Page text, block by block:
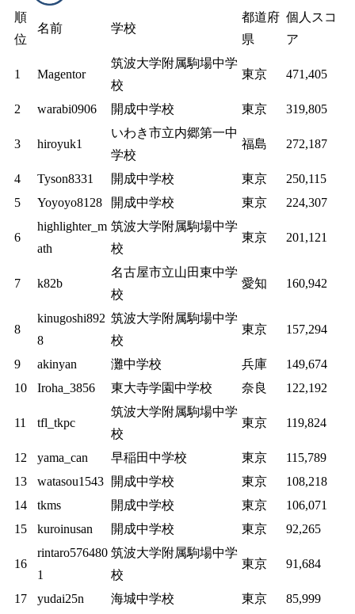
順
位
名前 学校
都道府
県
個人スコ
ア
1 Magentor
筑波大学附属駒場中学
校
東京 471,405
2 warabi0906 開成中学校 東京 319,805
3 hiroyuk1
いわき市立内郷第一中
学校
福島 272,187
4 Tyson8331 開成中学校 東京
250,115
5
Yoyoyo8128 開成中学校 東京 224,307
6
highlighter_m
ath
筑波大学附属駒場中学
校
東京 201,121
7 k82b
名古屋市立山田東中学
校
愛知 160,942
8
kinugoshi892
8
筑波大学附属駒場中学
校
東京 157,294
9 akinyan 灘中学校 兵庫
149,674
10
Iroha_3856 東大寺学園中学校 奈良 122,192
11 tfl_tkpc
筑波大学附属駒場中学
校
東京 119,824
12 yama_can 早稲田中学校 東京
115,789
13
watasou1543 開成中学校 東京
108,218
14
tkms 開成中学校 東京
106,071
15
kuroinusan 開成中学校 東京 92,265
16
rintaro576480
1
筑波大学附属駒場中学
校
東京 91,684
17 yudai25n 海城中学校 東京
85,999